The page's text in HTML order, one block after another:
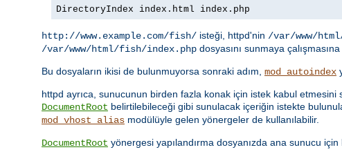
DirectoryIndex index.html index.php
http://www.example.com/fish/ isteği, httpd'nin /var/www/
/var/www/html/fish/index.php dosyasını sunmaya
Bu dosyaların ikisi de bulunmuyorsa sonraki adım, mod_autoindex
httpd ayrıca, sunucunun birden fazla konak için istek kabul etmesini
DocumentRoot belirtilebileceği gibi sunulacak içeriğin istekte
mod_vhost_alias modülüyle gelen yönergeler de kullanılabilir.
DocumentRoot yönergesi yapılandırma dosyanızda ana sunucu